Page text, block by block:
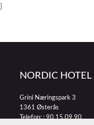
}
NORDIC HOTEL
Grini Næringspark 3
1361 Østerås
Telefon: :90 15 09 90